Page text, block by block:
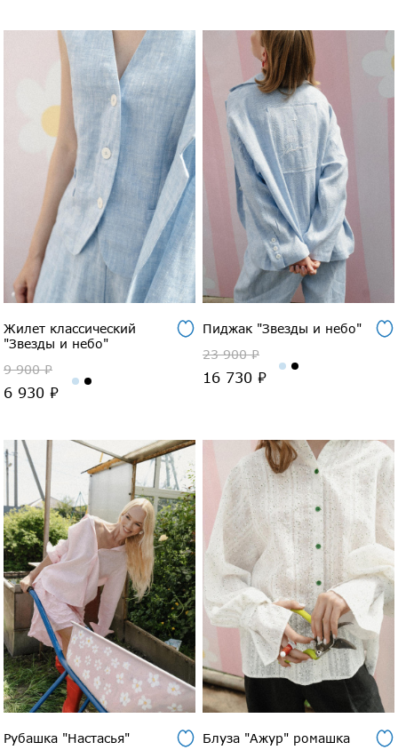
Жилет классический
"Звезды и небо"
9 900 ₽
6 930 ₽
Пиджак "Звезды и небо"
23 900 ₽
16 730 ₽
Рубашка "Настасья" Блуза "Ажур" ромашка